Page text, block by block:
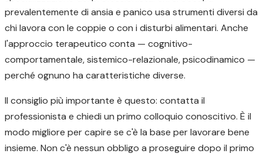
prevalentemente di ansia e panico usa strumenti diversi da
chi lavora con le coppie o con i disturbi alimentari. Anche
l'approccio terapeutico conta — cognitivo-
comportamentale, sistemico-relazionale, psicodinamico —
perché ognuno ha caratteristiche diverse.
Il consiglio più importante è questo: contatta il
professionista e chiedi un primo colloquio conoscitivo. È il
modo migliore per capire se c'è la base per lavorare bene
insieme. Non c'è nessun obbligo a proseguire dopo il primo